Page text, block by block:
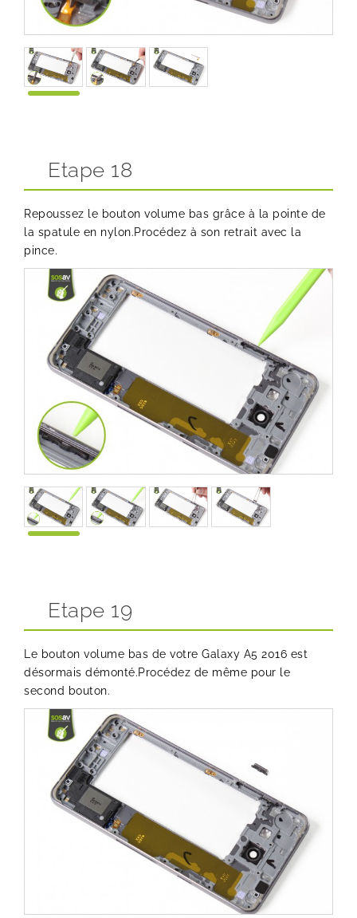
Etape 18
Repoussez le bouton volume bas grâce à la pointe de
la spatule en nylon.Procédez à son retrait avec la
pince.
Etape 19
Le bouton volume bas de votre Galaxy A5 2016 est
désormais démonté.Procédez de même pour le
second bouton.